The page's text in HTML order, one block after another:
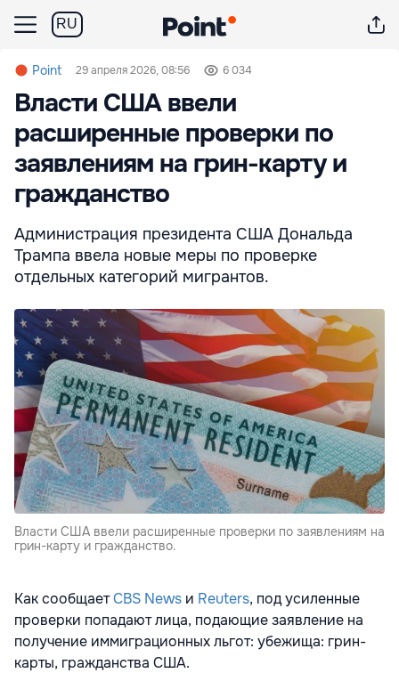
RU
Point 29 апреля 2026, 08:56 6 034
Власти США ввели
расширенные проверки по
заявлениям на грин-карту и
гражданство
Администрация президента США Дональда
Трампа ввела новые меры по проверке
отдельных категорий мигрантов.
Власти США ввели расширенные проверки по заявлениям на
грин-карту и гражданство.
Как сообщаетCBS News и Reuters, под усиленные
проверки попадают лица, подающие заявление на
получение иммиграционных льгот: убежища: грин-
карты, гражданства США.